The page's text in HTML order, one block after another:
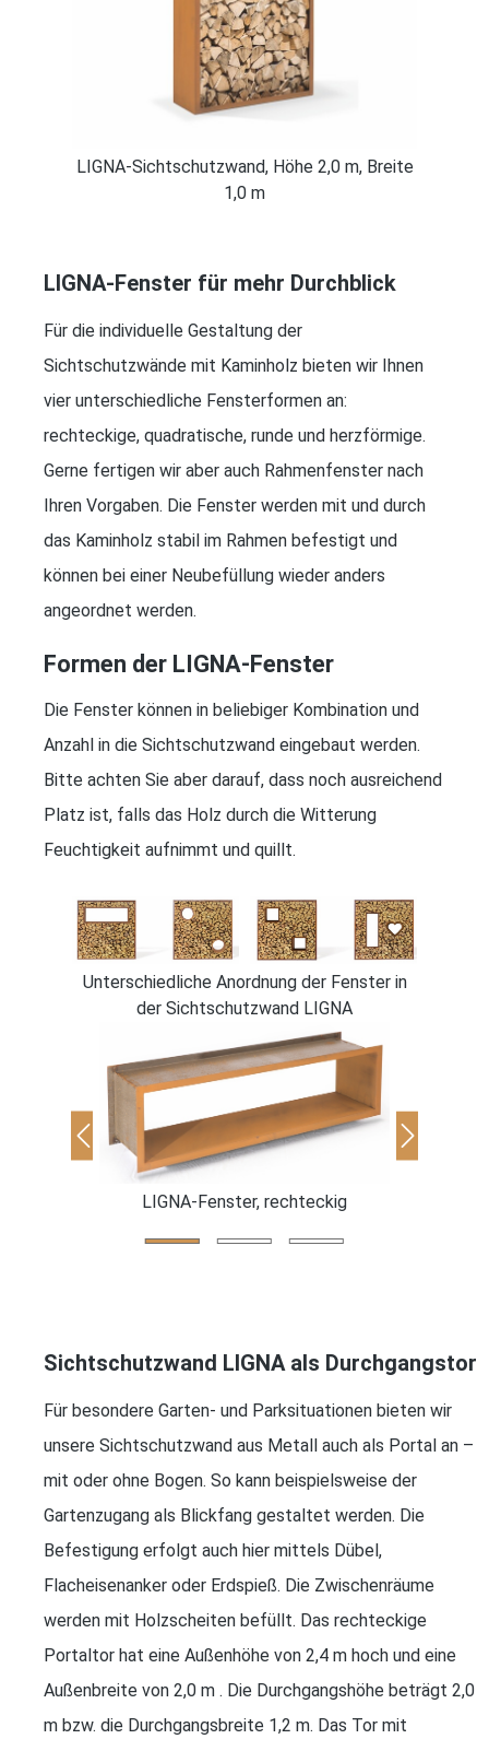
LIGNA-Sichtschutzwand, Höhe 2,0 m, Breite
1,0 m
LIGNA-Fenster für mehr Durchblick
Für die individuelle Gestaltung der
Sichtschutzwände mit Kaminholz bieten wir Ihnen
vier unterschiedliche Fensterformen an:
rechteckige, quadratische, runde und herzförmige.
Gerne fertigen wir aber auch Rahmenfenster nach
Ihren Vorgaben. Die Fenster werden mit und durch
das Kaminholz stabil im Rahmen befestigt und
können bei einer Neubefüllung wieder anders
angeordnet werden.
Formen der LIGNA-Fenster
Die Fenster können in beliebiger Kombination und
Anzahl in die Sichtschutzwand eingebaut werden.
Bitte achten Sie aber darauf, dass noch ausreichend
Platz ist, falls das Holz durch die Witterung
Feuchtigkeit aufnimmt und quillt.
Unterschiedliche Anordnung der Fenster in
der Sichtschutzwand LIGNA
LIGNA-Fenster, rechteckig
Sichtschutzwand LIGNA als Durchgangstor
Für besondere Garten- und Parksituationen bieten wir
unsere Sichtschutzwand aus Metall auch als Portal an –
mit oder ohne Bogen. So kann beispielsweise der
Gartenzugang als Blickfang gestaltet werden. Die
Befestigung erfolgt auch hier mittels Dübel,
Flacheisenanker oder Erdspieß. Die Zwischenräume
werden mit Holzscheiten befüllt. Das rechteckige
Portaltor hat eine Außenhöhe von 2,4 m hoch und eine
Außenbreite von 2,0 m . Die Durchgangshöhe beträgt 2,0
m bzw. die Durchgangsbreite 1,2 m. Das Tor mit